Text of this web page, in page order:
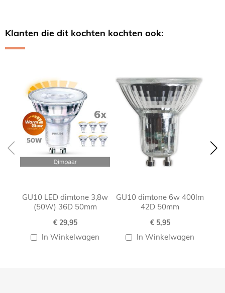
Klanten die dit kochten kochten ook:
GU10 LED dimtone 3,8w
(50W) 36D 50mm
€ 29,95
In Winkelwagen
GU10 dimtone 6w 400lm
42D 50mm
€ 5,95
In Winkelwagen